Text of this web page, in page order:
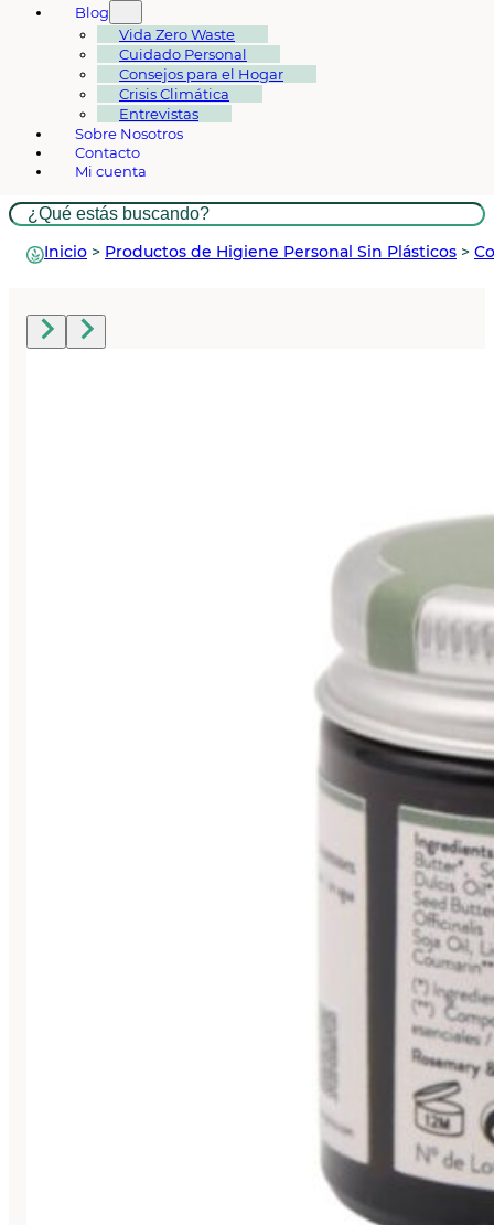
Blog
Vida Zero Waste
Cuidado Personal
Consejos para el Hogar
Crisis Climática
Entrevistas
Sobre Nosotros
Contacto
Mi cuenta
Buscar
Inicio > Productos de Higiene Personal Sin Plásticos >